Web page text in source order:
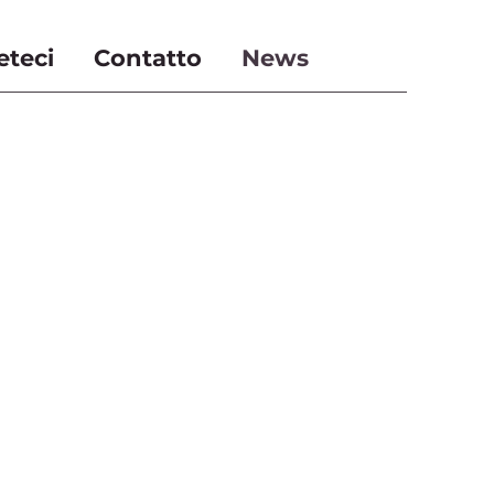
Contatto News